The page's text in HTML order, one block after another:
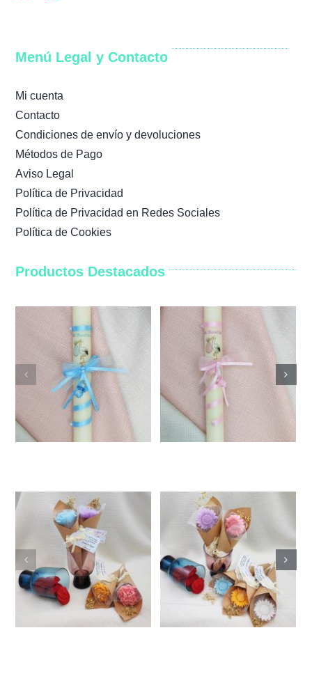
Menú Legal y Contacto
Mi cuenta
Contacto
Condiciones de envío y devoluciones
Métodos de Pago
Aviso Legal
Política de Privacidad
Política de Privacidad en Redes Sociales
Política de Cookies
Productos Destacados